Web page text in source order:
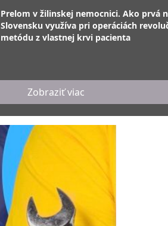
Prelom v žilinskej nemocnici. Ako prvá
Slovensku využíva pri operáciách
metódu z vlastnej krvi pacienta
Zobraziť viac